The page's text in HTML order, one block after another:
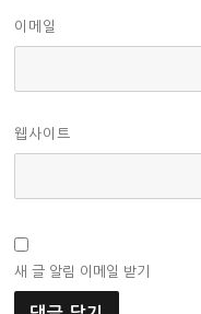
이메일
웹사이트
새 글 알림 이메일 받기